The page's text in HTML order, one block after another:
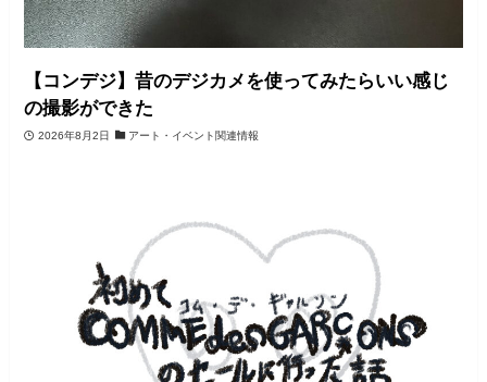
【コンデジ】昔のデジカメを使ってみたらいい感じ
の撮影ができた
2026年8月2日 アート・イベント関連情報